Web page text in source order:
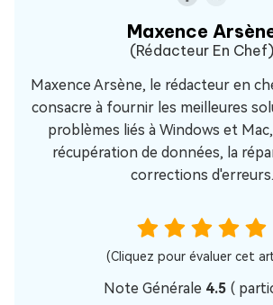
Maxence
(Rédacteur En Chef)
Maxence Arsène, le rédacteur en
consacre à fournir les meilleures
problèmes liés à Windows et
récupération de données, la
corrections d'erreurs.
(Cliquez pour évaluer cet
Note Générale 4.5 (